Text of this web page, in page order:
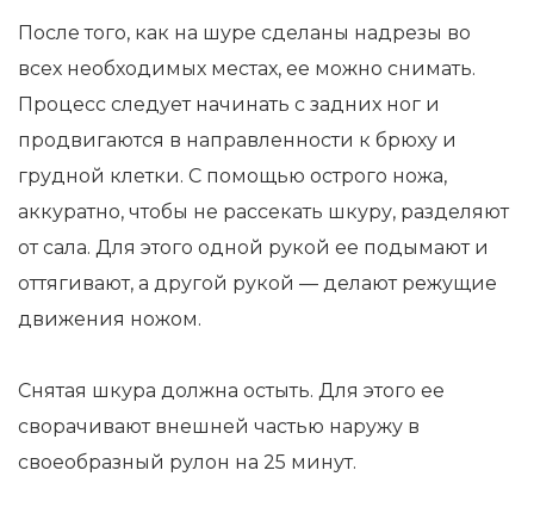
После того, как на шуре сделаны надрезы во
всех необходимых местах, ее можно снимать.
Процесс следует начинать с задних ног и
продвигаются в направленности к брюху и
грудной клетки. С помощью острого ножа,
аккуратно, чтобы не рассекать шкуру, разделяют
от сала. Для этого одной рукой ее подымают и
оттягивают, а другой рукой — делают режущие
движения ножом.
Снятая шкура должна остыть. Для этого ее
сворачивают внешней частью наружу в
своеобразный рулон на 25 минут.